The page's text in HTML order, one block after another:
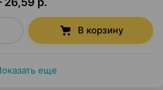
В корзину
еще